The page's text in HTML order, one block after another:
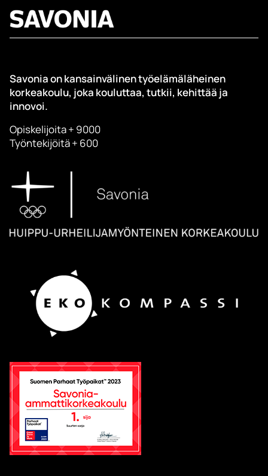
Savonia on kansainvälinen työelämäläheinen
korkeakoulu, joka kouluttaa, tutkii, kehittää ja
innovoi.
Opiskelijoita + 9000
Työntekijöitä + 600